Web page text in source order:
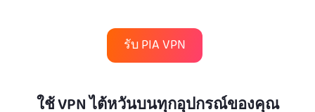
รับ PIA VPN
ใช้ VPN ไต้หวันบนทุกอุปกรณ์ของคุณ